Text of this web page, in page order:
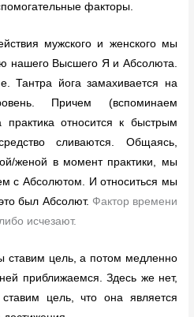
факторы.
мужского и женского мы
нашего Высшего Я и Абсолюта.
Тантра йога замахивается на
Причем (вспоминаем
относится к быстрым
сливаются. Общаясь,
женой в момент практики, мы
с Абсолютом. И относиться мы
был Абсолют. Фактор времени
исчезают.
цель, а потом медленно
приближаемся. Здесь же нет,
цель, что она является